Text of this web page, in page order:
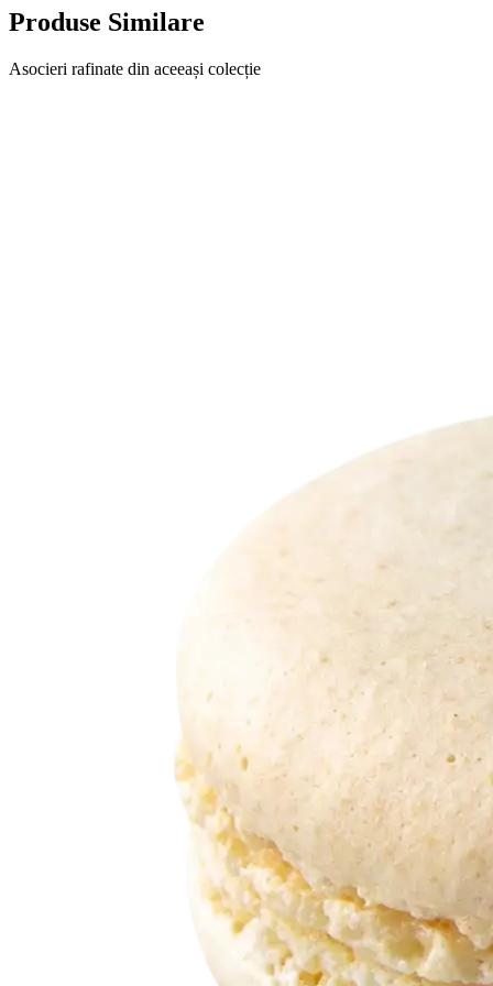
Produse Similare
Asocieri rafinate din aceeași colecție